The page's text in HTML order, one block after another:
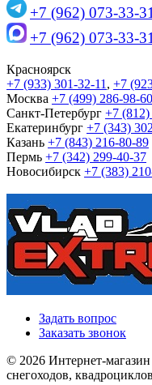
+7 (962) 073-33-31
+7 (962) 073-33-31
Красноярск
+7 (933) 301-32-11 , +7
Москва +7 (499) 286-98-60
Санкт-Петербург +7
Екатеринбург +7 (343)
Казань +7 (843) 216-80-89
Пермь +7 (342) 299-40-37
Новосибирск +7 (383)
Задать вопрос
Заказать звонок
© 2026 Интернет-
снегоходов,